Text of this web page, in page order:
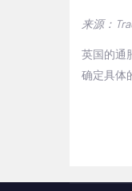
来源：
英国的通
确定具体